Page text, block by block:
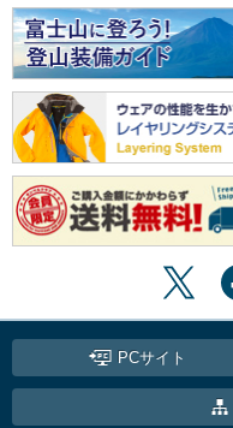
PCサイト